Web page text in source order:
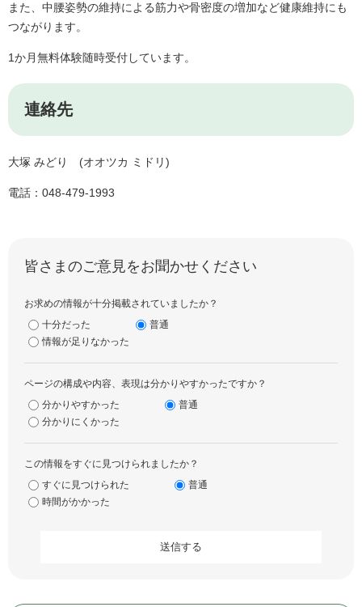
また、中腰姿勢の維持による筋力や骨密度の増加など健康維持にも
つながります。
1か月無料体験随時受付しています。
連絡先
大塚 みどり (オオツカ ミドリ)
電話：048-479-1993​
皆さまのご意見をお聞かせください
お求めの情報が十分掲載されていましたか？
十分だった
普通
情報が足りなかった
ページの構成や内容、表現は分かりやすかったですか？
分かりやすかった
普通
分かりにくかった
この情報をすぐに見つけられましたか？
すぐに見つけられた
普通
時間がかかった